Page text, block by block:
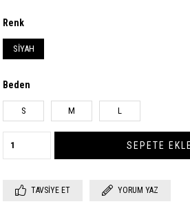
Renk
SİYAH
Beden
S M L
TAVSIYE ET YORUM YAZ